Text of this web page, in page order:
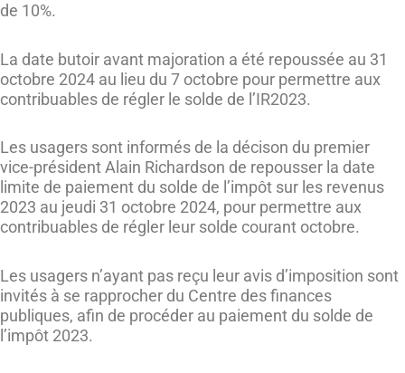
de 10%.
La date butoir avant majoration a été repoussée au 31
octobre 2024 au lieu du 7 octobre pour permettre aux
contribuables de régler le solde de l’IR2023.
Les usagers sont informés de la décison du premier
vice-président Alain Richardson de repousser la date
limite de paiement du solde de l’impôt sur les revenus
2023 au jeudi 31 octobre 2024, pour permettre aux
contribuables de régler leur solde courant octobre.
Les usagers n’ayant pas reçu leur avis d’imposition sont
invités à se rapprocher du Centre des finances
publiques, afin de procéder au paiement du solde de
l’impôt 2023.